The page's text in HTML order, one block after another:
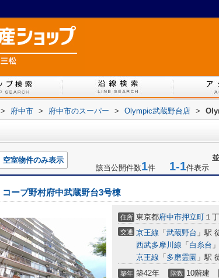
> 府中市 > 府中市のスーパー > Olympic武蔵野台店 >
空室物件のみ表示
該当公開件数1件 1-1件表示
コープ野村府中武蔵野台3号棟
住所 東京都府中市押立町 １
交通 京王線 「 武蔵野台 」駅
西武多摩川線 「 白糸台
京王線 「 多磨霊園 」駅
築年 築42年 階数 10階建